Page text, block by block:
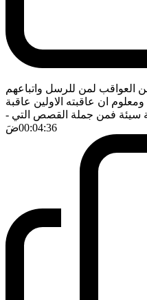
العواقب لمن للرسل واتباعهم
ان عاقبته الاولين عاقبة
سيئة فمن جملة القصص التي -
00:04:36ضَ